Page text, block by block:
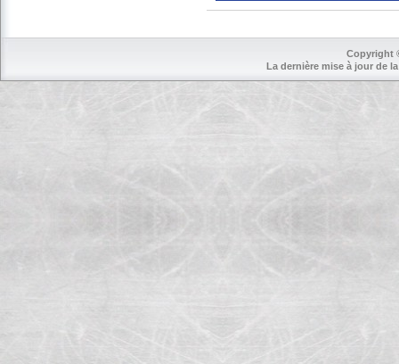
Copyright
La dernière mise à jour de